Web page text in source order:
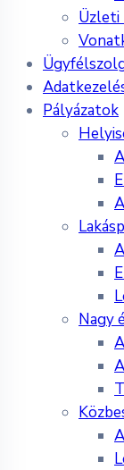
Pályázatok
Nagy